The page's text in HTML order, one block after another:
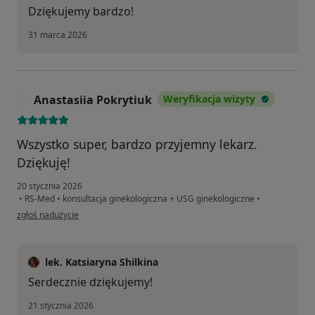
Dziękujemy bardzo!
31 marca 2026
Anastasiia Pokrytiuk Weryfikacja wizyty
Wszystko super, bardzo przyjemny lekarz.
Dziękuję!
20 stycznia 2026
• RS-Med • konsultacja ginekologiczna + USG ginekologiczne •
w opinii użytkownika Anastasiia Pokrytiuk
zgłoś nadużycie
lek. Katsiaryna Shilkina
Serdecznie dziękujemy!
21 stycznia 2026